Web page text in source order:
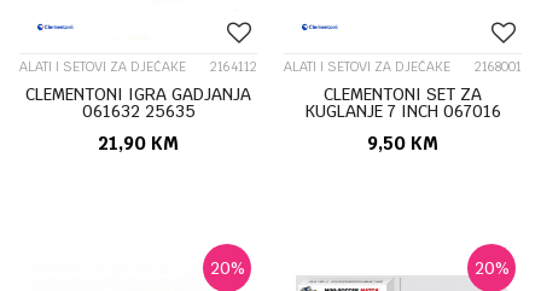
ALATI I SETOVI ZA DJEČAKE 2164112
CLEMENTONI IGRA GADJANJA
061632 25635
21,90 KM
ALATI I SETOVI ZA DJEČAKE 2168001
CLEMENTONI SET ZA
KUGLANJE 7 INCH 067016
9,50 KM
20% 20%